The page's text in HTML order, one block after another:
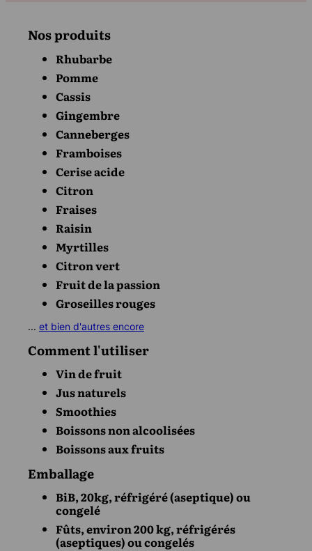
Nos produits
Rhubarbe
Pomme
Cassis
Gingembre
Canneberges
Framboises
Cerise acide
Citron
Fraises
Raisin
Myrtilles
Citron vert
Fruit de la passion
Groseilles rouges
... et bien d'autres encore
Comment l'utiliser
Vin de fruit
Jus naturels
Smoothies
Boissons non alcoolisées
Boissons aux fruits
Emballage
BiB, 20kg, réfrigéré (aseptique) ou
congelé
Fûts, environ 200 kg, réfrigérés
(aseptiques) ou congelés